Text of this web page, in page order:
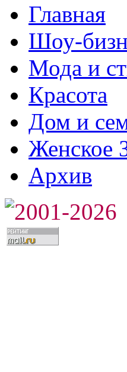
Главная
Шоу-
Мода и
Красота
Дом и
Женское
Архив
2001-2026